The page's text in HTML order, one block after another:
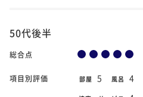
50代後半
総合点
項目別評価 部屋 5 風呂 4